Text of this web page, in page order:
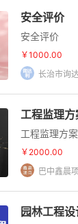
安全评价
安全评价
￥1000.00
长治市询
工程监理方
工程监理方
￥2000.00
巴中鑫晨
园林工程设